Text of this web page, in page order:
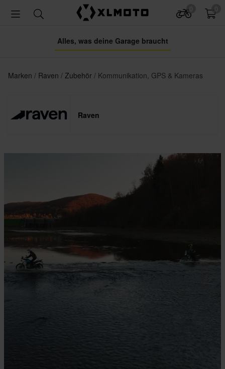
Alles, was deine Garage braucht
Marken Raven Zubehör Kommunikation, GPS & Kameras
Raven